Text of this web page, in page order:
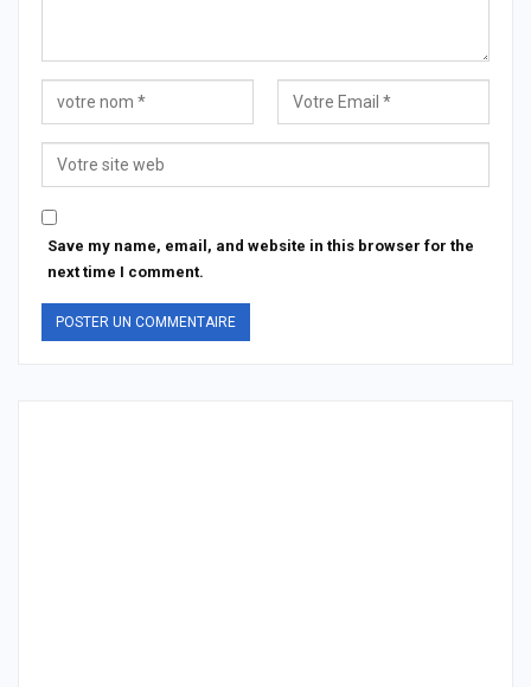
Save my name, email, and website in this browser for the
next time I comment.